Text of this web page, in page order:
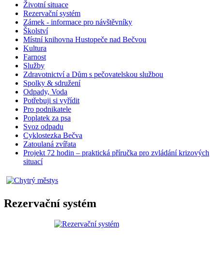
Životní situace
Rezervační systém
Zámek - informace pro návštěvníky
Školství
Místní knihovna Hustopeče nad Bečvou
Kultura
Farnost
Služby
Zdravotnictví a Dům s pečovatelskou službou
Spolky & sdružení
Odpady, Voda
Potřebuji si vyřídit
Pro podnikatele
Poplatek za psa
Svoz odpadu
Cyklostezka Bečva
Zatoulaná zvířata
Projekt 72 hodin – praktická příručka pro zvládání krizových
situací
Rezervační systém